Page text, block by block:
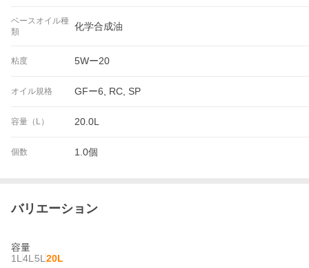
ベースオイル種
類
化学合成油
粘度 5Wー20
オイル規格 GFー6, RC, SP
容量（L） 20.0L
個数 1.0個
バリエーション
容量
1L 4L 5L 20L